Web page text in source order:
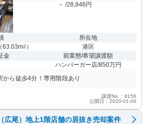
－ /28,846円
（63.03m2 ）
所在地
港区
金
前業態/希望譲渡額
ハンバーガー店/850万円
から徒歩4分！専用階段あり
譲渡No.：8156
公開日：2020-01-06
広尾）地上1階店舗の居抜き売却案件